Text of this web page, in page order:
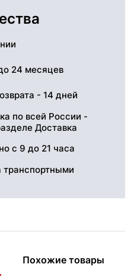
24 месяцев
- 14 дней
по всей России -
Доставка
с 9 до 21 часа
транспортными
Похожие товары